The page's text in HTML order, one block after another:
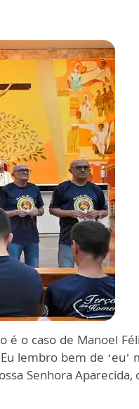
o caso de Manoel
lembro bem de
Senhora